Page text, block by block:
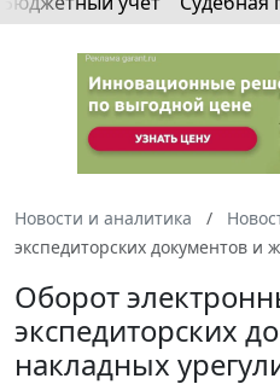
Новости и аналитика
экспедиторских документов и
Оборот
экспедиторских
накладных